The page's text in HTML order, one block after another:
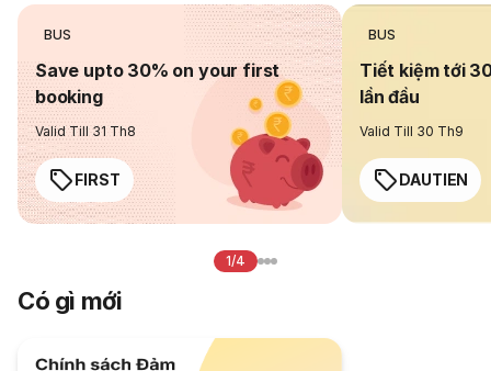
BUS
Save upto 30% on your first
booking
Valid Till 31 Th8
FIRST
BUS
Tiết kiệm tới
lần đầu
Valid Till 30 Th9
DAUTIEN
1/4
Có gì mới